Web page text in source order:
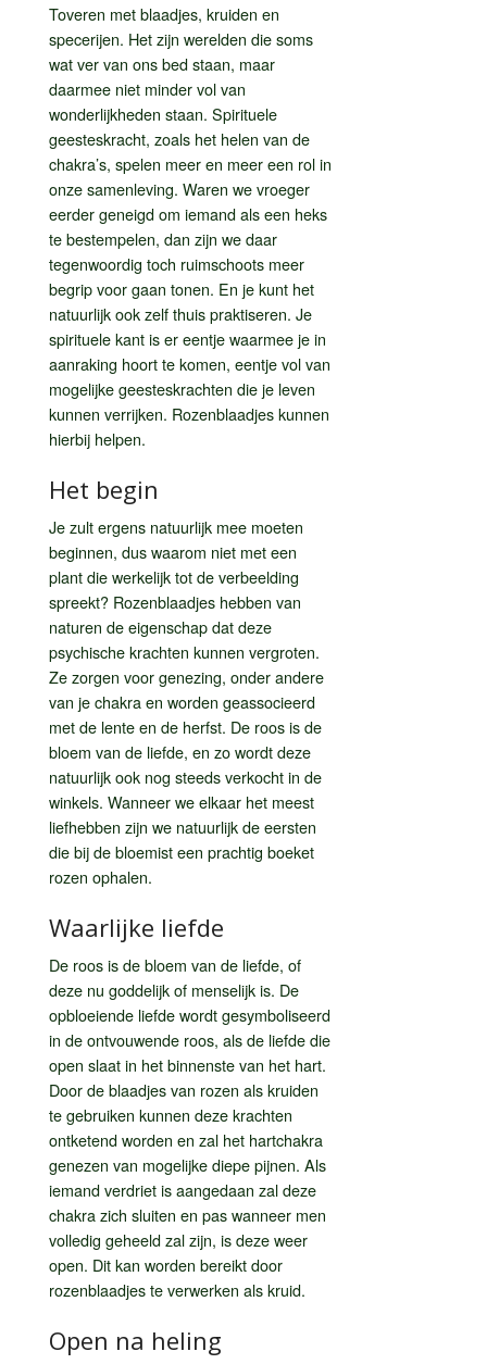
Toveren met blaadjes, kruiden en
specerijen. Het zijn werelden die soms
wat ver van ons bed staan, maar
daarmee niet minder vol van
wonderlijkheden staan. Spirituele
geesteskracht, zoals het helen van de
chakra’s, spelen meer en meer een rol in
onze samenleving. Waren we vroeger
eerder geneigd om iemand als een heks
te bestempelen, dan zijn we daar
tegenwoordig toch ruimschoots meer
begrip voor gaan tonen. En je kunt het
natuurlijk ook zelf thuis praktiseren. Je
spirituele kant is er eentje waarmee je in
aanraking hoort te komen, eentje vol van
mogelijke geesteskrachten die je leven
kunnen verrijken. Rozenblaadjes kunnen
hierbij helpen.
Het begin
Je zult ergens natuurlijk mee moeten
beginnen, dus waarom niet met een
plant die werkelijk tot de verbeelding
spreekt? Rozenblaadjes hebben van
naturen de eigenschap dat deze
psychische krachten kunnen vergroten.
Ze zorgen voor genezing, onder andere
van je chakra en worden geassocieerd
met de lente en de herfst. De roos is de
bloem van de liefde, en zo wordt deze
natuurlijk ook nog steeds verkocht in de
winkels. Wanneer we elkaar het meest
liefhebben zijn we natuurlijk de eersten
die bij de bloemist een prachtig boeket
rozen ophalen.
Waarlijke liefde
De roos is de bloem van de liefde, of
deze nu goddelijk of menselijk is. De
opbloeiende liefde wordt gesymboliseerd
in de ontvouwende roos, als de liefde die
open slaat in het binnenste van het hart.
Door de blaadjes van rozen als kruiden
te gebruiken kunnen deze krachten
ontketend worden en zal het hartchakra
genezen van mogelijke diepe pijnen. Als
iemand verdriet is aangedaan zal deze
chakra zich sluiten en pas wanneer men
volledig geheeld zal zijn, is deze weer
open. Dit kan worden bereikt door
rozenblaadjes te verwerken als kruid.
Open na heling